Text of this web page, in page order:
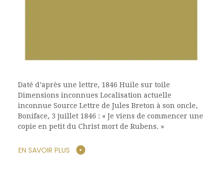
Daté d’après une lettre, 1846 Huile sur toile
Dimensions inconnues Localisation actuelle
inconnue Source Lettre de Jules Breton à son oncle,
Boniface, 3 juillet 1846 : « Je viens de commencer une
copie en petit du Christ mort de Rubens. »
EN SAVOIR PLUS